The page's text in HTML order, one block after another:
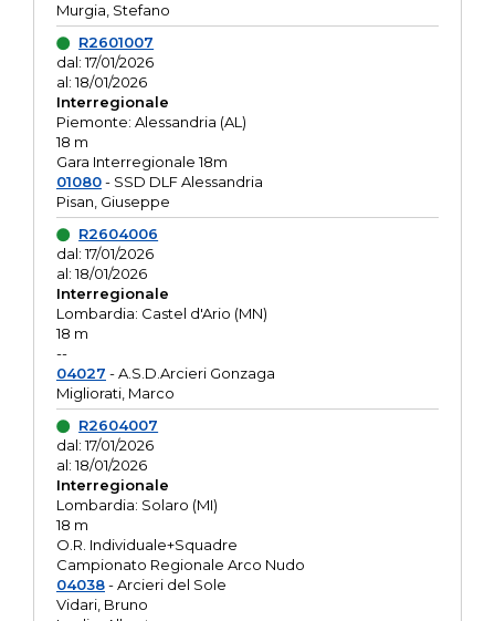
Murgia, Stefano
R2601007
dal: 17/01/2026
al: 18/01/2026
Interregionale
Piemonte: Alessandria (AL)
18 m
Gara Interregionale 18m
01080- SSD DLF Alessandria
Pisan, Giuseppe
R2604006
dal: 17/01/2026
al: 18/01/2026
Interregionale
Lombardia: Castel d'Ario (MN)
18 m
--
04027 - A.S.D.Arcieri Gonzaga
Migliorati, Marco
R2604007
dal: 17/01/2026
al: 18/01/2026
Interregionale
Lombardia: Solaro (MI)
18 m
O.R. Individuale+Squadre
Campionato Regionale Arco Nudo
04038- Arcieri del Sole
Vidari, Bruno